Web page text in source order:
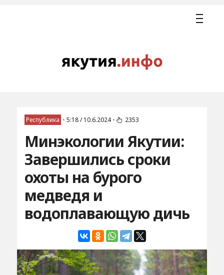
Республика • 5:18 / 10.6.2024 • 2353
Минэкологии Якутии:
Завершились сроки
охоты на бурого
медведя и
водоплавающую дичь